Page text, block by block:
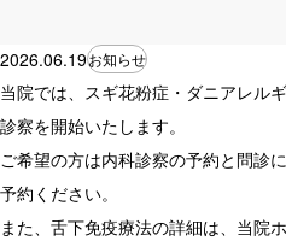
2026.06.19お知らせ
当院では、スギ花粉症・ダニアレル
診察を開始いたします。
ご希望の方は内科診察の予約と問診
予約ください。
また、舌下免疫療法の詳細は、当院